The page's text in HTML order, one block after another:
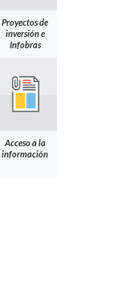
Proyectos de
inversión e
Infobras
Acceso a la
información